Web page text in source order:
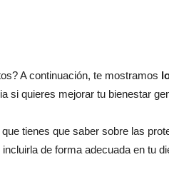
A continuación, te mostramos
si quieres mejorar tu bienestar
tienes que saber sobre las
de forma adecuada en tu